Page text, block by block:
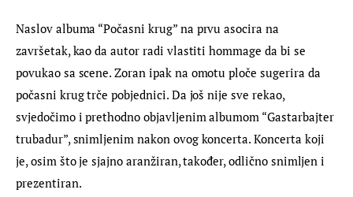
Naslov albuma “Počasni krug” na prvu asocira na
završetak, kao da autor radi vlastiti hommage da bi se
povukao sa scene. Zoran ipak na omotu ploče sugerira da
počasni krug trče pobjednici. Da još nije sve rekao,
svjedočimo i prethodno objavljenim albumom “Gastarbajter
trubadur”, snimljenim nakon ovog koncerta. Koncerta koji
je, osim što je sjajno aranžiran, također, odlično snimljen i
prezentiran.